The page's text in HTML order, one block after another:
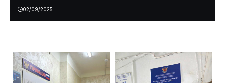
02/09/2025